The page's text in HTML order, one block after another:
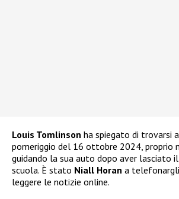
Louis Tomlinson ha spiegato di trovarsi a
pomeriggio del 16 ottobre 2024, proprio
guidando la sua auto dopo aver lasciato
scuola. È stato Niall Horan a
leggere le notizie online.